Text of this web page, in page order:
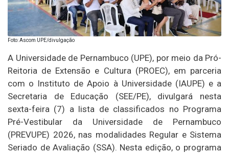
Foto: Ascom UPE/divulgação
A Universidade de Pernambuco (UPE), por meio da Pró-
Reitoria de Extensão e Cultura (PROEC), em parceria
com o Instituto de Apoio à Universidade (IAUPE) e a
Secretaria de Educação (SEE/PE), divulgará nesta
sexta-feira (7) a lista de classificados no Programa
Pré-Vestibular da Universidade de Pernambuco
(PREVUPE) 2026, nas modalidades Regular e Sistema
Seriado de Avaliação (SSA). Nesta edição, o programa